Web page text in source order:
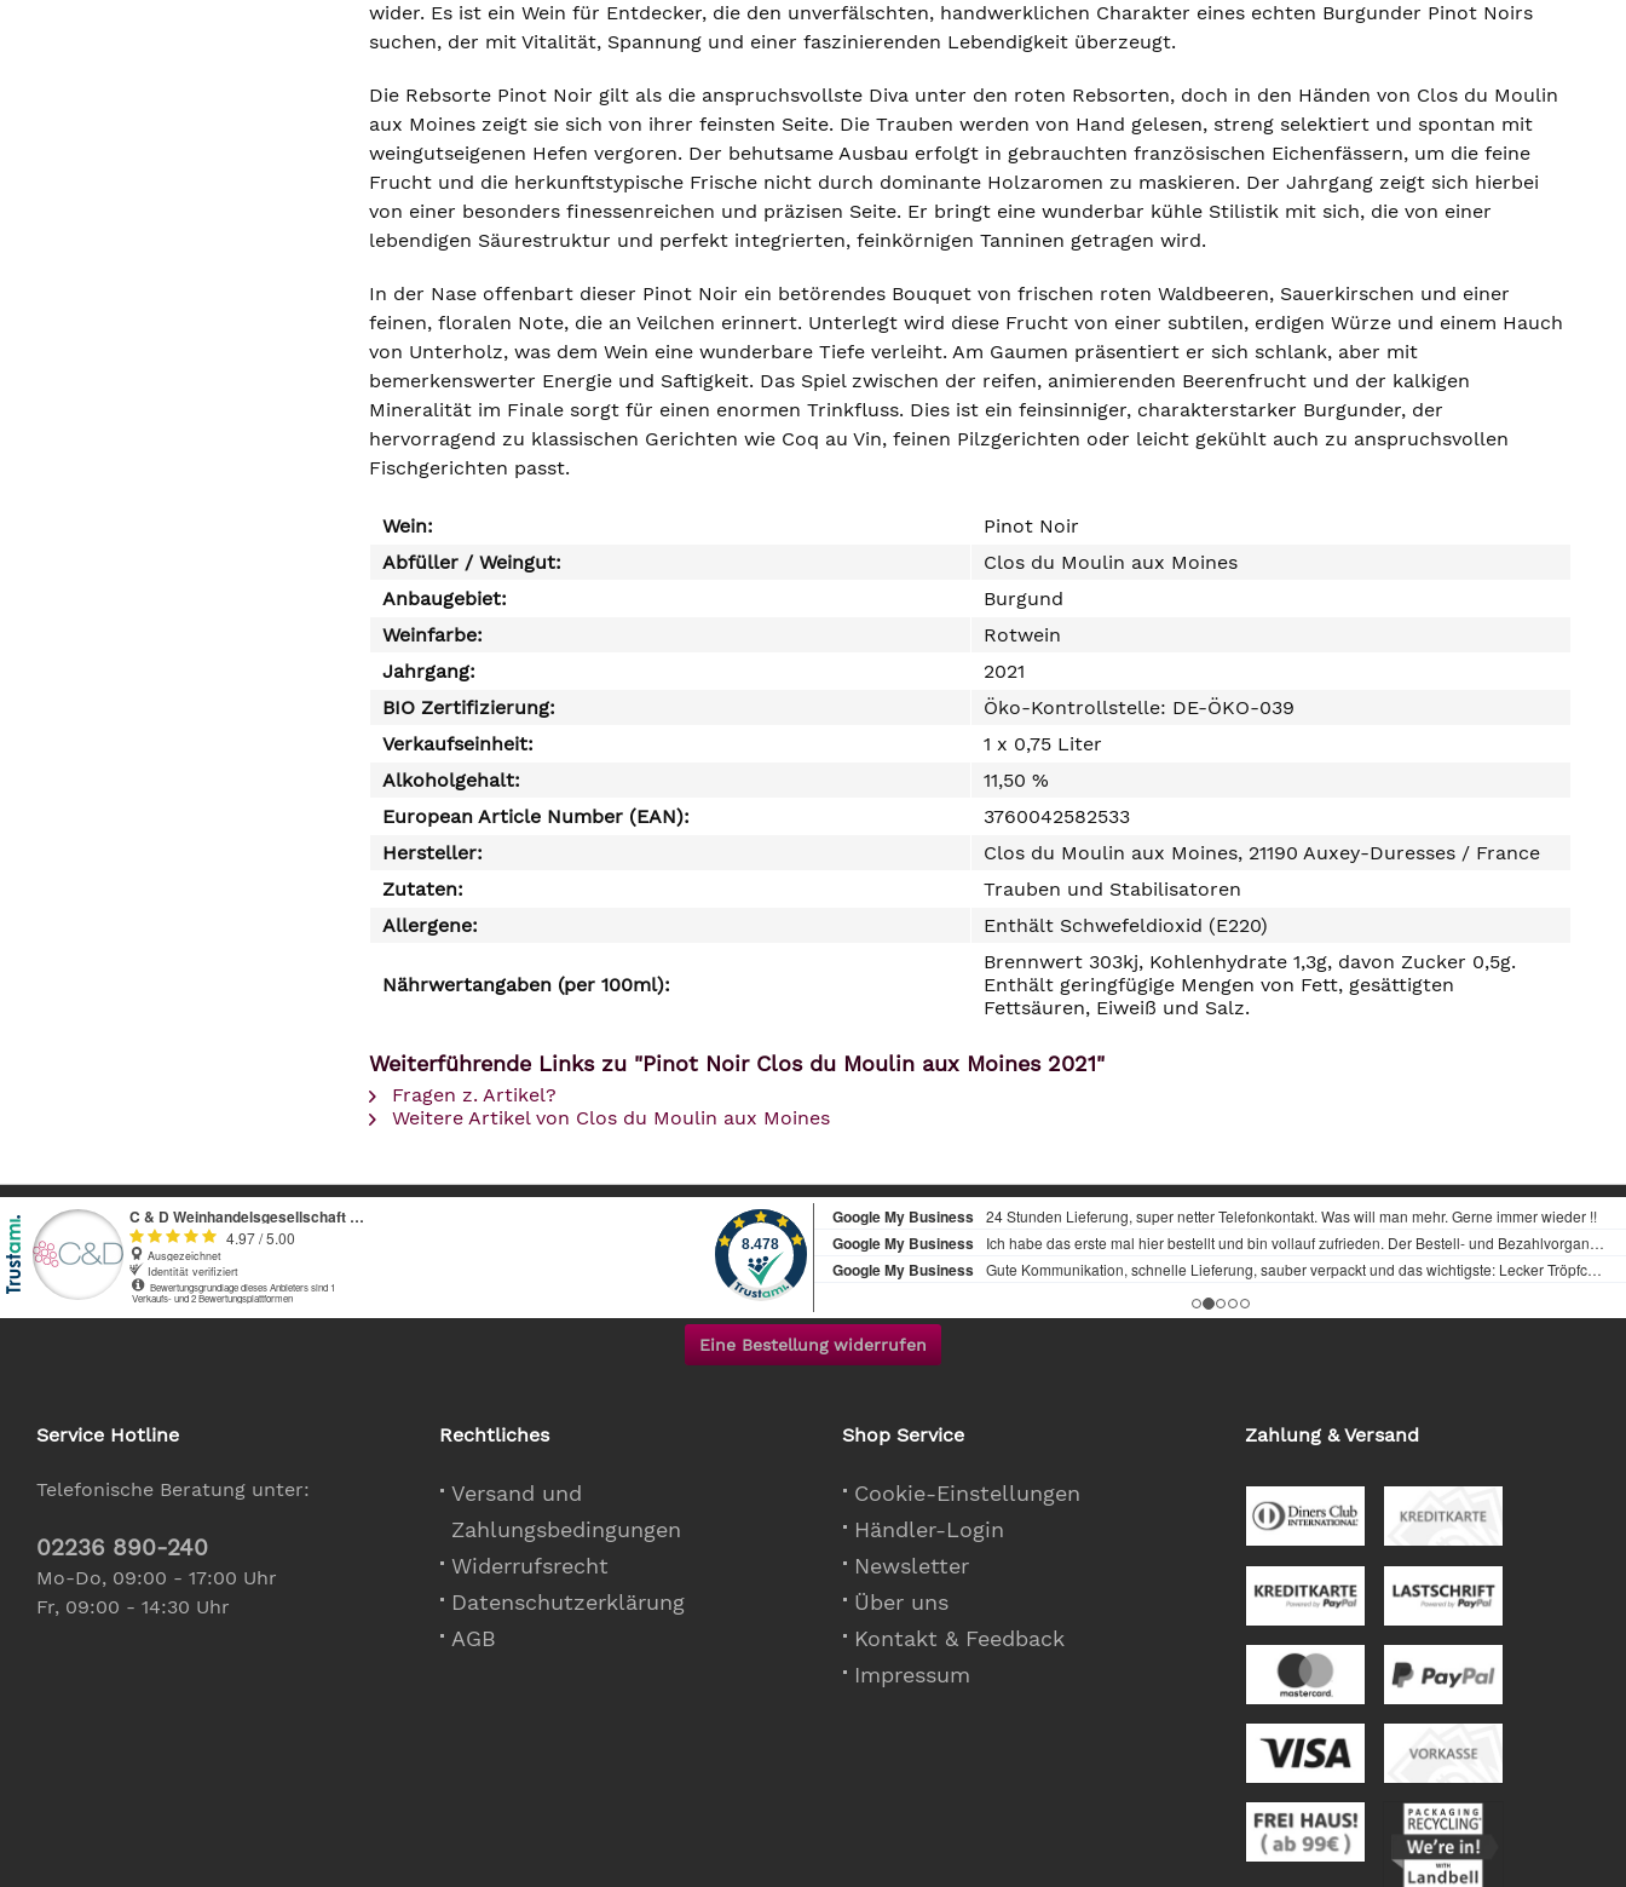
wider. Es ist ein Wein für Entdecker, die den unverfälschten, handwerklichen Charakter eines echten Burgunder Pinot Noirs
suchen, der mit Vitalität, Spannung und einer faszinierenden Lebendigkeit überzeugt.
Die Rebsorte Pinot Noir gilt als die anspruchsvollste Diva unter den roten Rebsorten, doch in den Händen von Clos du Moulin
aux Moines zeigt sie sich von ihrer feinsten Seite. Die Trauben werden von Hand gelesen, streng selektiert und spontan mit
weingutseigenen Hefen vergoren. Der behutsame Ausbau erfolgt in gebrauchten französischen Eichenfässern, um die feine
Frucht und die herkunftstypische Frische nicht durch dominante Holzaromen zu maskieren. Der Jahrgang zeigt sich hierbei
von einer besonders finessenreichen und präzisen Seite. Er bringt eine wunderbar kühle Stilistik mit sich, die von einer
lebendigen Säurestruktur und perfekt integrierten, feinkörnigen Tanninen getragen wird.
In der Nase offenbart dieser Pinot Noir ein betörendes Bouquet von frischen roten Waldbeeren, Sauerkirschen und einer
feinen, floralen Note, die an Veilchen erinnert. Unterlegt wird diese Frucht von einer subtilen, erdigen Würze und einem Hauch
von Unterholz, was dem Wein eine wunderbare Tiefe verleiht. Am Gaumen präsentiert er sich schlank, aber mit
bemerkenswerter Energie und Saftigkeit. Das Spiel zwischen der reifen, animierenden Beerenfrucht und der kalkigen
Mineralität im Finale sorgt für einen enormen Trinkfluss. Dies ist ein feinsinniger, charakterstarker Burgunder, der
hervorragend zu klassischen Gerichten wie Coq au Vin, feinen Pilzgerichten oder leicht gekühlt auch zu anspruchsvollen
Fischgerichten passt.
Wein:
Pinot Noir
Abfüller / Weingut:
Clos du Moulin aux Moines
Anbaugebiet:
Burgund
Weinfarbe:
Rotwein
Jahrgang:
2021
BIO Zertifizierung:
Öko-Kontrollstelle: DE-ÖKO-039
Verkaufseinheit:
1 x 0,75 Liter
Alkoholgehalt:
11,50 %
European Article Number (EAN):
3760042582533
Hersteller:
Clos du Moulin aux Moines, 21190 Auxey-Duresses / France
Zutaten:
Trauben und Stabilisatoren
Allergene:
Enthält Schwefeldioxid (E220)
Nährwertangaben (per 100ml):
Brennwert 303kj, Kohlenhydrate 1,3g, davon Zucker 0,5g.
Enthält geringfügige Mengen von Fett, gesättigten
Fettsäuren, Eiweiß und Salz.
Weiterführende Links zu "Pinot Noir Clos du Moulin aux Moines 2021"
Fragen z. Artikel?
Weitere Artikel von Clos du Moulin aux Moines
Eine Bestellung widerrufen
Service Hotline
Telefonische Beratung unter:
02236 890-240
Mo-Do, 09:00 - 17:00 Uhr
Fr, 09:00 - 14:30 Uhr
Rechtliches
Versand und
Zahlungsbedingungen
Widerrufsrecht
Datenschutzerklärung
AGB
Shop Service
Cookie-Einstellungen
Händler-Login
Newsletter
Über uns
Kontakt & Feedback
Impressum
Zahlung & Versand